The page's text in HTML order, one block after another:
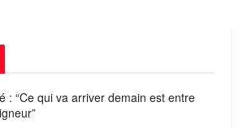
: “Ce qui va arriver demain est entre